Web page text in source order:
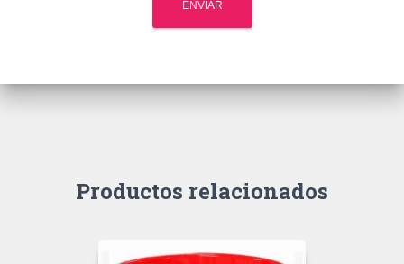
Productos relacionados